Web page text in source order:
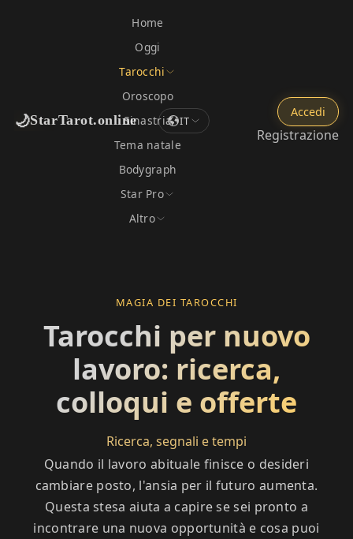
🌙StarTarot.online
Home
Oggi
Tarocchi
Oroscopo
Sinastria
Tema natale
Bodygraph
Star Pro
Altro
IT
Accedi
Registrazione
MAGIA DEI TAROCCHI
Tarocchi per nuovo
lavoro: ricerca,
colloqui e offerte
Ricerca, segnali e tempi
Quando il lavoro abituale finisce o desideri
cambiare posto, l'ansia per il futuro aumenta.
Questa stesa aiuta a capire se sei pronto a
incontrare una nuova opportunità e cosa puoi